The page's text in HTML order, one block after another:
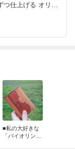
つ仕上げる オリジ
minne・InFRAME
。 東京都北区/To
■私の大好きな
「バイオリン」